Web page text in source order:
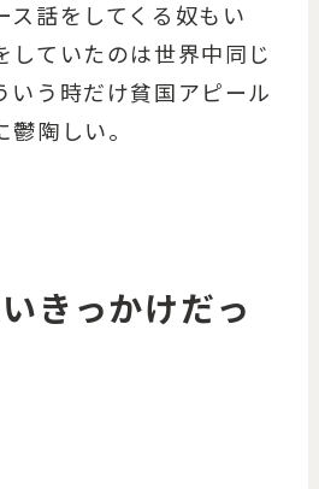
ス話をしてくる奴もい
していたのは世界中同じ
いう時だけ貧国アピール
陶しい。
きっかけだっ